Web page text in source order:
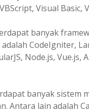
Visual Basic,
banyak
CodeIgniter,
Node.js,
banyak sistem
Antara lain adalah